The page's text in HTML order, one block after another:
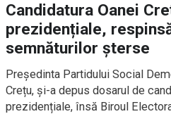
Candidatura Oanei
prezidențiale,
semnăturilor șterse
Președinta Partidului Social
Crețu, și-a depus dosarul de
prezidențiale, însă Biroul